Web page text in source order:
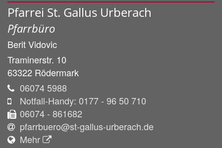
Pfarrei St. Gallus Urberach
Pfarrbüro
BeritVidovic
Traminerstr. 10
63322 Rödermark
06074 5988
Notfall-Handy: 0177 - 96 50 710
06074 - 861682
pfarrbuero@st-gallus-urberach.de
Mehr